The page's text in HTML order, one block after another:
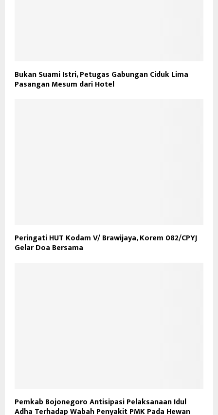
Bukan Suami Istri, Petugas Gabungan Ciduk Lima
Pasangan Mesum dari Hotel
Peringati HUT Kodam V/ Brawijaya, Korem 082/CPYJ
Gelar Doa Bersama
Pemkab Bojonegoro Antisipasi Pelaksanaan Idul
Adha Terhadap Wabah Penyakit PMK Pada Hewan